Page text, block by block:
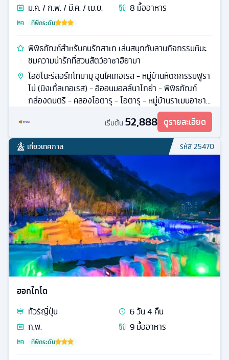
ม.ค. / ก.พ. / มี.ค. / เม.ย.
8 มื้ออาหาร
ที่พักระดับ
พิพิธภัณฑ์สำหรับคนรักสาเก เล่นสนุกกับลานกิจกรรมหิมะ
ชมความน่ารักที่สวนสัตว์อาซาฮิยามา
โฮชิโนะรีสอร์ทโทมามุ อุนไคเทอเรส - หมู่บ้านหัตถกรรมฟูรา
โน่ (นิงเกิ้ลเทอเรส) - อิออนมอลล์นาโกย่า - พิพิธภัณฑ์
กล่องดนตรี - คลองโอตารุ - โอตารุ - หมู่บ้านราเมนอาซาฮิ
เริ่มต้น 52,888 ดูรายละเอียด
เที่ยวเทศกาล รหัส25470
ฮอกไกโด
ทัวร์ญี่ปุ่น 6วัน4 คืน
ก.พ.
9มื้ออาหาร
ที่พักระดับ